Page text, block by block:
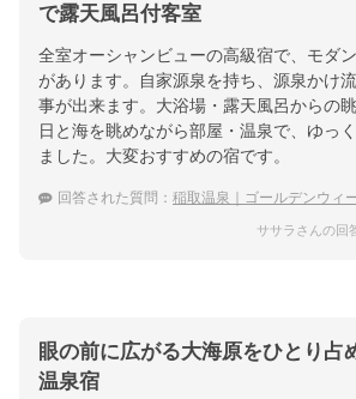
で露天風呂付客室
全室オーシャンビューの高級宿で、モダ
があります。自家源泉を持ち、源泉かけ
事が出来ます。大浴場・露天風呂からの
日と海を眺めながら部屋・温泉で、ゆっ
ました。大変おすすめの宿です。
回答された質問： 稲取温泉｜ゴールデンウィーク旅行
ササラさんの回
眼の前に広がる大海原をひとり占
温泉宿